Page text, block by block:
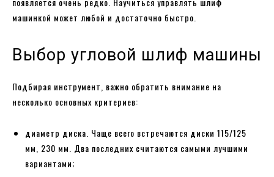
машинкой может любой и достаточно быстро.
Выбор угловой шлиф машины
Подбирая инструмент, важно обратить внимание на
несколько основных критериев:
диаметр диска. Чаще всего встречаются диски 115/125
мм, 230 мм. Два последних считаются самыми лучшими
вариантами;